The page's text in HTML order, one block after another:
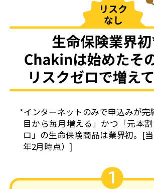
*インターネットのみで申込みが完
目から毎月増える」かつ「元本
ロ」の生命保険商品は業界初。[
年2月時点）]
1